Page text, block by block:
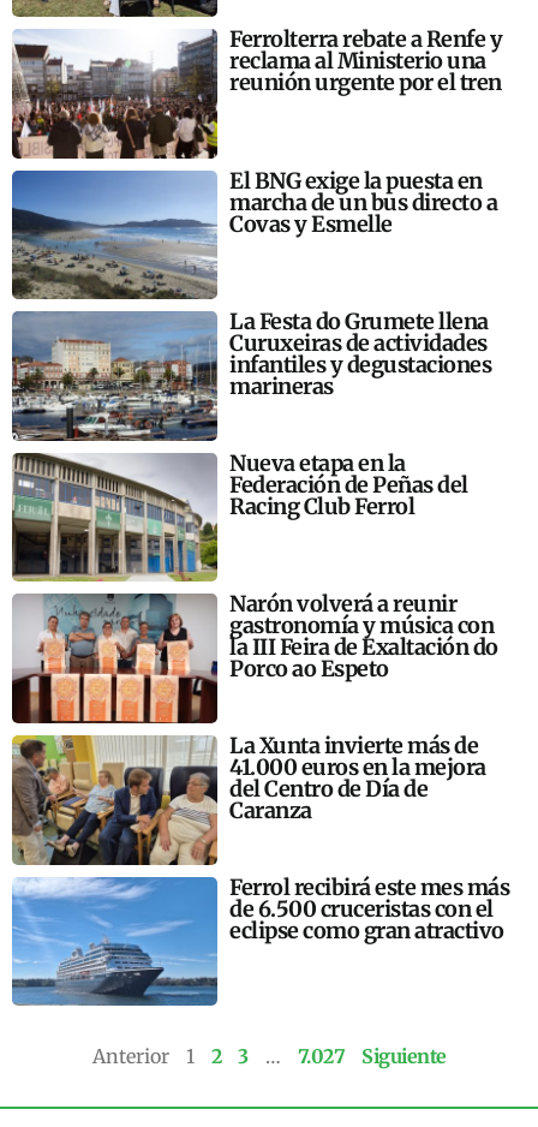
Ferrolterra rebate a Renfe y
reclama al Ministerio una
reunión urgente por el tren
El BNG exige la puesta en
marcha de un bus directo a
Covas y Esmelle
La Festa do Grumete llena
Curuxeiras de actividades
infantiles y degustaciones
marineras
Nueva etapa en la
Federación de Peñas del
Racing Club Ferrol
Narón volverá a reunir
gastronomía y música con
la III Feira de Exaltación do
Porco ao Espeto
La Xunta invierte más de
41.000 euros en la mejora
del Centro de Día de
Caranza
Ferrol recibirá este mes más
de 6.500 cruceristas con el
eclipse como gran atractivo
Anterior 1 2 3 … 7.027 Siguiente